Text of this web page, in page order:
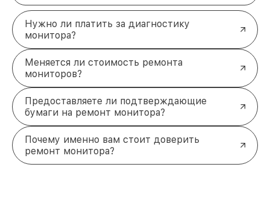
причин неисправности не потребует
дополнительных затрат.
Быстрое решение для вашего
монитора ASUS
Оставьте заявку на ремонт вашего монитора
ASUS прямо сейчас, и мы перезвоним в течение 5
минут! Уточним все детали, согласуем удобное
время, а при необходимости организуем
доставку. +7 (861) 299-37-61 Северная улица,
496/2
Нужно ли платить за диагностику
монитора?
Меняется ли стоимость ремонта
мониторов?
Предоставляете ли подтверждающие
бумаги на ремонт монитора?
Почему именно вам стоит доверить
ремонт монитора?